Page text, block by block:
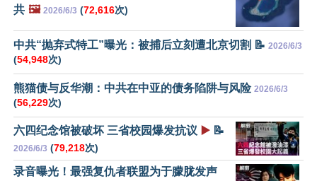
共 🖼️ 2026/6/3 (72,616次)
中共“抛弃式特工”曝光：被捕后立刻遭北京切割 📝 2026/6/3
(54,948次)
熊猫债与反华潮：中共在中亚的债务陷阱与风险 2026/6/3
(56,229次)
六四纪念馆被破坏 三省校园爆发抗议 ▶️ 📝
2026/6/3 (79,218次)
录音曝光！最强复仇者联盟为于朦胧发声